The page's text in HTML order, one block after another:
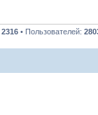
2316 • Пользователей: